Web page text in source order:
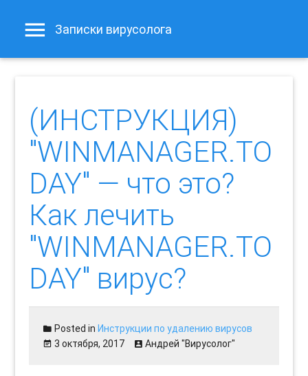
Записки вирусолога
(ИНСТРУКЦИЯ)
"WINMANAGER.TO
DAY" — что это?
Как лечить
"WINMANAGER.TO
DAY" вирус?
Posted inИнструкции по удалению вирусов
3 октября, 2017
Андрей "Вирусолог"